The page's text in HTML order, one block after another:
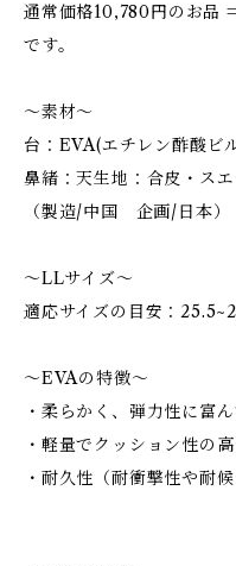
通常価格10,780円のお品
です。
～素材～
台：EVA(エチレン酢酸ビ
鼻緒：天生地：合皮・ス
（製造/中国 企画/日本）
～LLサイズ～
適応サイズの目安：
～EVAの特徴～
・柔らかく、弾力性に富ん
・軽量でクッション性の
・耐久性（耐衝撃性や耐